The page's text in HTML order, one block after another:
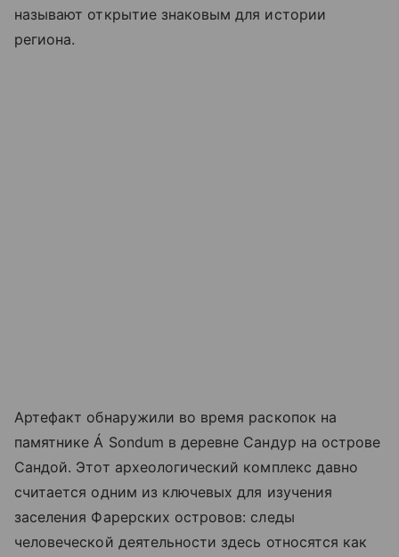
называют открытие знаковым для истории
региона.
Артефакт обнаружили во время раскопок на
памятнике Á Sondum в деревне Сандур на острове
Сандой. Этот археологический комплекс давно
считается одним из ключевых для изучения
заселения Фарерских островов: следы
человеческой деятельности здесь относятся как